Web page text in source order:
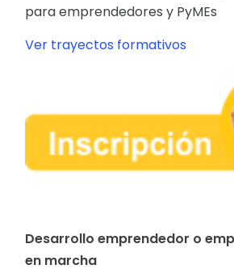
para emprendedores y PyMEs
Ver trayectos formativos
Desarrollo emprendedor o
en marcha